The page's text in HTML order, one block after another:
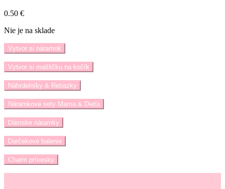
0.50 €
Nie je na sklade
Vytvor si náramok
Vytvor si mašličku na kočík
Náhrdelníky & Retiazky
Náramkové sety Mama & Dieťa
Dámske náramky
Darčekové balenie
Charm prívesky